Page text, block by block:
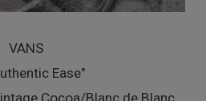
VANS
Ease"
Cocoa/Blanc de Blanc